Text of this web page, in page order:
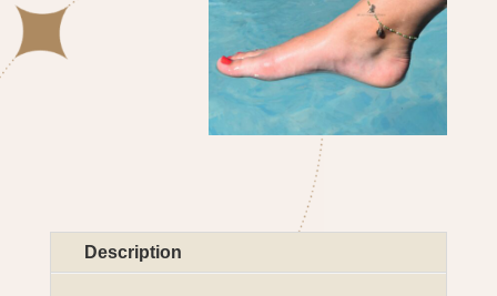
Description